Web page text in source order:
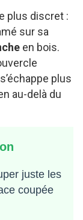
plus discret :
sur sa
en bois.
plus
au-delà du
juste les
coupée